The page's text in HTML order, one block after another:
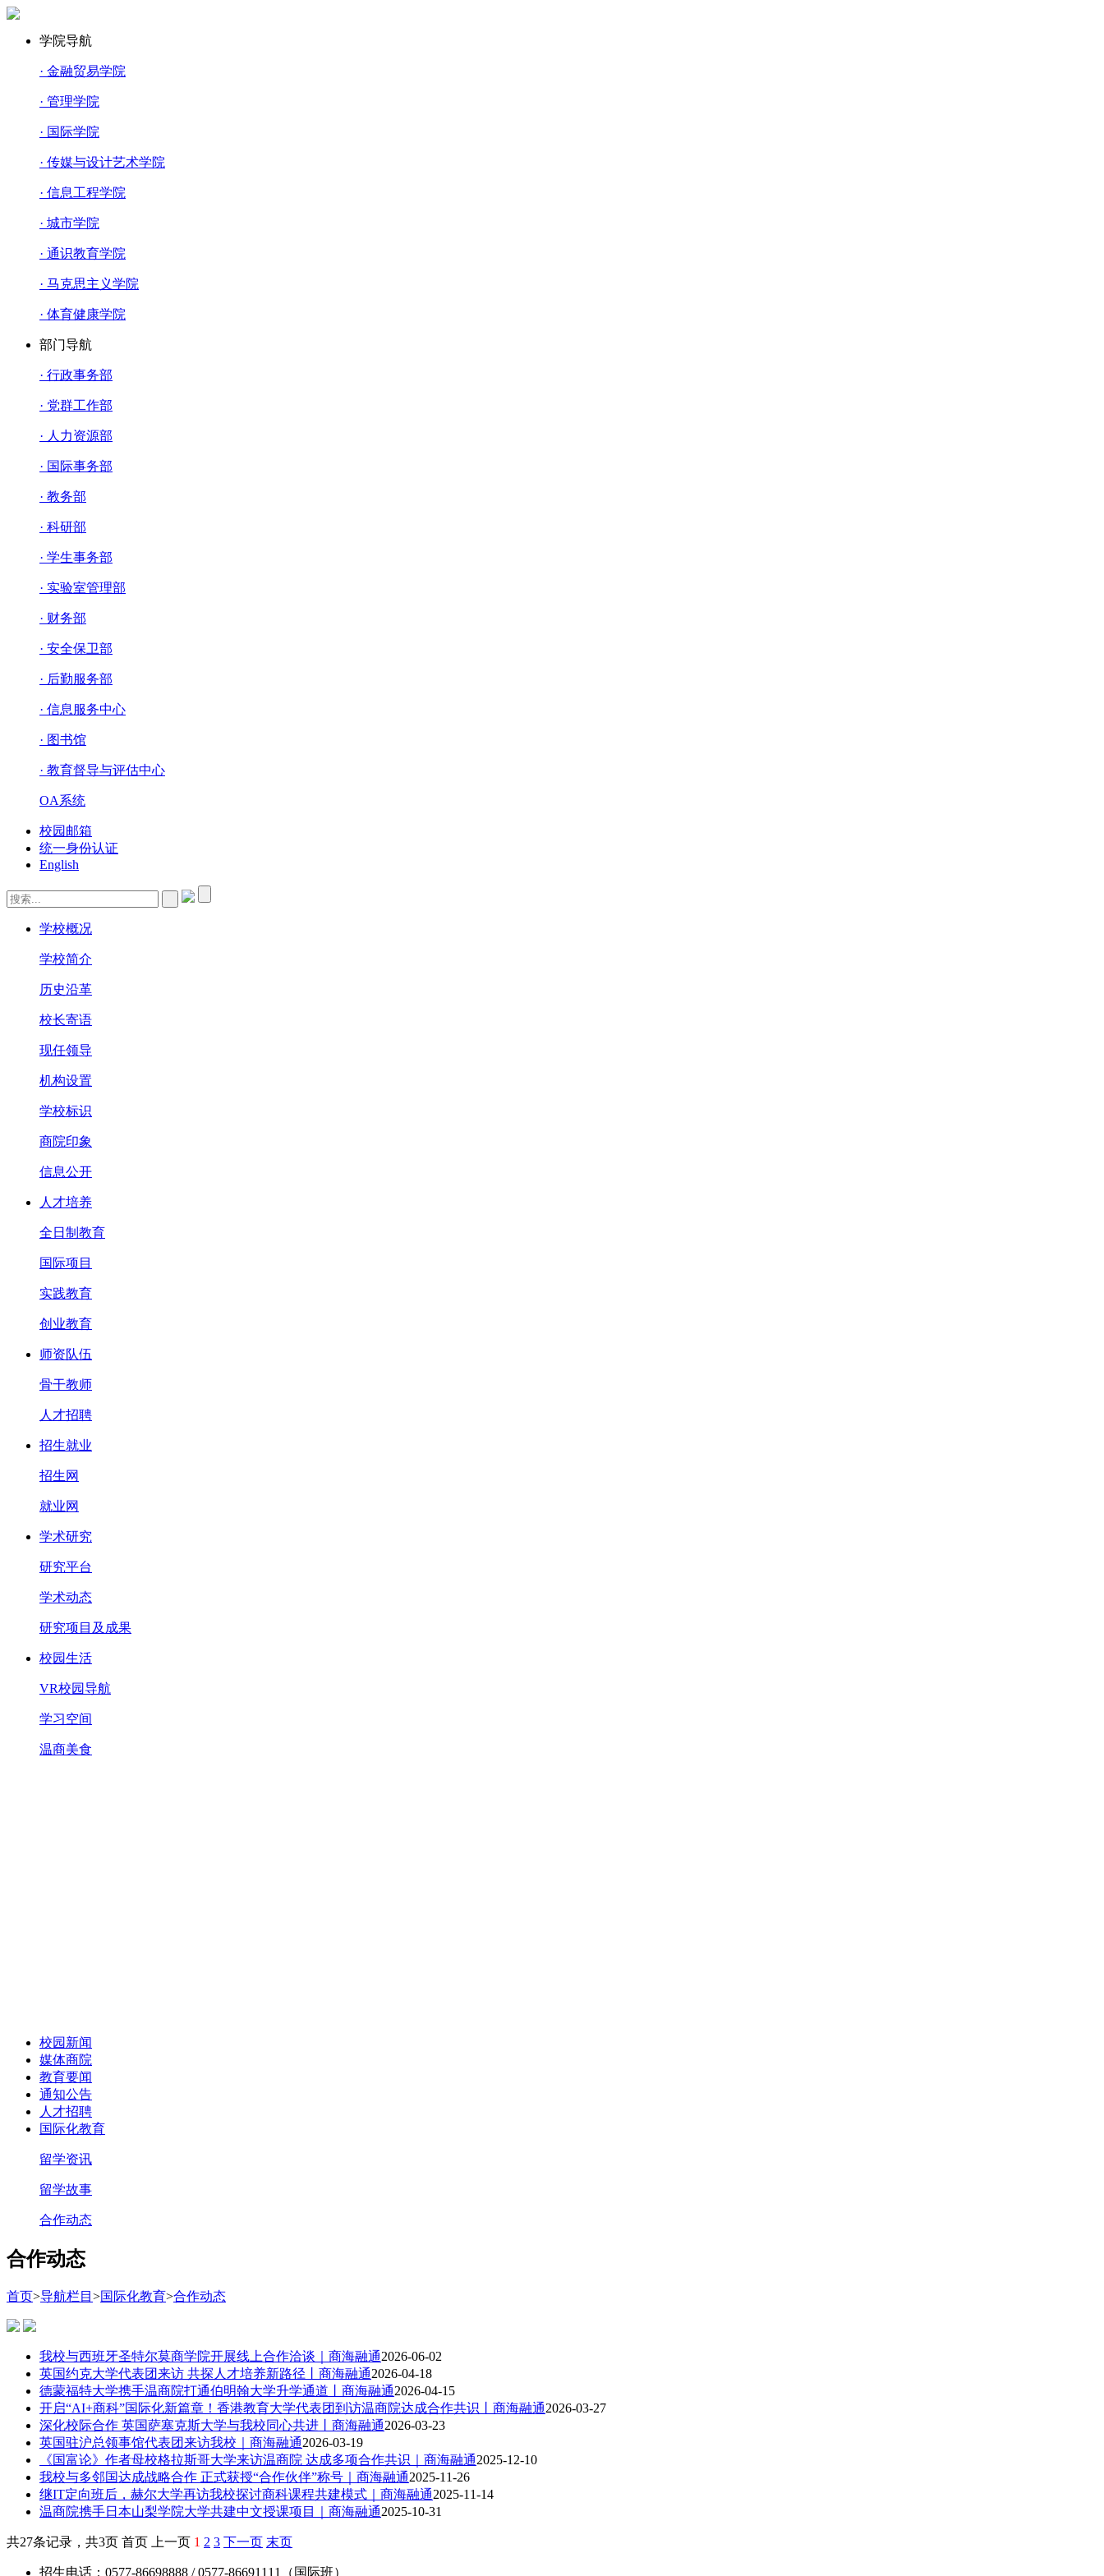
学院导航
· 金融贸易学院
· 管理学院
· 国际学院
· 传媒与设计艺术学院
· 信息工程学院
· 城市学院
· 通识教育学院
· 马克思主义学院
· 体育健康学院
部门导航
· 行政事务部
· 党群工作部
· 人力资源部
· 国际事务部
· 教务部
· 科研部
· 学生事务部
· 实验室管理部
· 财务部
· 安全保卫部
· 后勤服务部
· 信息服务中心
· 图书馆
· 教育督导与评估中心
OA系统
校园邮箱
统一身份认证
English
学校概况
学校简介
历史沿革
校长寄语
现任领导
机构设置
学校标识
商院印象
信息公开
人才培养
全日制教育
国际项目
实践教育
创业教育
师资队伍
骨干教师
人才招聘
招生就业
招生网
就业网
学术研究
研究平台
学术动态
研究项目及成果
校园生活
VR校园导航
学习空间
温商美食
校园新闻
媒体商院
教育要闻
通知公告
人才招聘
国际化教育
留学资讯
留学故事
合作动态
合作动态
首页>导航栏目 >国际化教育>合作动态
我校与西班牙圣特尔莫商学院开展线上合作洽谈｜商海融通2026-06-02
英国约克大学代表团来访 共探人才培养新路径丨商海融通2026-04-18
德蒙福特大学携手温商院打通伯明翰大学升学通道丨商海融通2026-04-15
开启“AI+商科”国际化新篇章！香港教育大学代表团到访温商院达成合作共识丨商海融通2026-03-27
深化校际合作 英国萨塞克斯大学与我校同心共进丨商海融通2026-03-23
英国驻沪总领事馆代表团来访我校｜商海融通2026-03-19
《国富论》作者母校格拉斯哥大学来访温商院 达成多项合作共识｜商海融通2025-12-10
我校与多邻国达成战略合作 正式获授“合作伙伴”称号｜商海融通2025-11-26
继IT定向班后，赫尔大学再访我校探讨商科课程共建模式｜商海融通2025-11-14
温商院携手日本山梨学院大学共建中文授课项目｜商海融通2025-10-31
共27条记录，共3页 首页 上一页 1 2 3 下一页 末页
招生电话：0577-86698888 / 0577-86691111（国际班）